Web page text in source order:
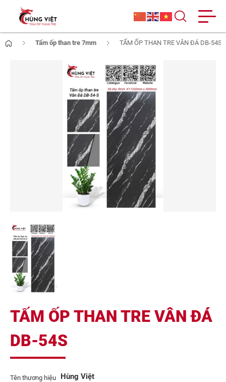
Tấm ốp than tre 7mm TẤM ỐP THAN TRE VÂN ĐÁ DB-54S
TẤM ỐP THAN TRE VÂN ĐÁ
DB-54S
Tên thương hiệu Hùng Việt